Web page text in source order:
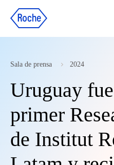
Sala de prensa 2024
Uruguay
primer
de Institut